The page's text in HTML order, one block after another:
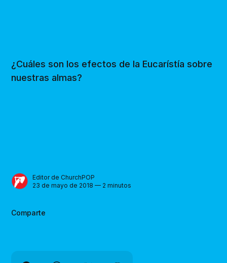
¿Cuáles son los efectos de la Eucarístía sobre
nuestras almas?
Editor de ChurchPOP
23 de mayo de 2018 — 2 minutos
Comparte